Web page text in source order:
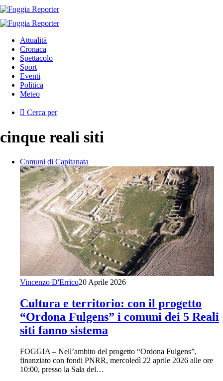
Attualità
Cronaca
Spettacolo
Sport
Eventi
Politica
Meteo
Cerca per
cinque reali siti
Comuni di Capitanata
Vincenzo D'Errico20 Aprile 2026
Cultura e territorio: con il progetto
“Ordona Fulgens” i comuni dei 5 Reali
siti fanno sistema
FOGGIA – Nell’ambito del progetto “Ordona Fulgens”,
finanziato con fondi PNRR, mercoledì 22 aprile 2026 alle ore
10:00, presso la Sala del…